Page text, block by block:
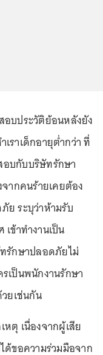
อบประวัติย้อนหลังยัง
ราเด็กอายุต่ำกว่า ที่
อบกับบริษัทรักษา
ากคนร้ายเคยต้อง
ย ระบุว่าห้ามรับ
ข้าทำงานเป็น
รักษาปลอดภัยไม่
เป็นพนักงานรักษา
ยเช่นกัน
ตุ เนื่องจากผู้เสีย
ขอความร่วมมือจาก